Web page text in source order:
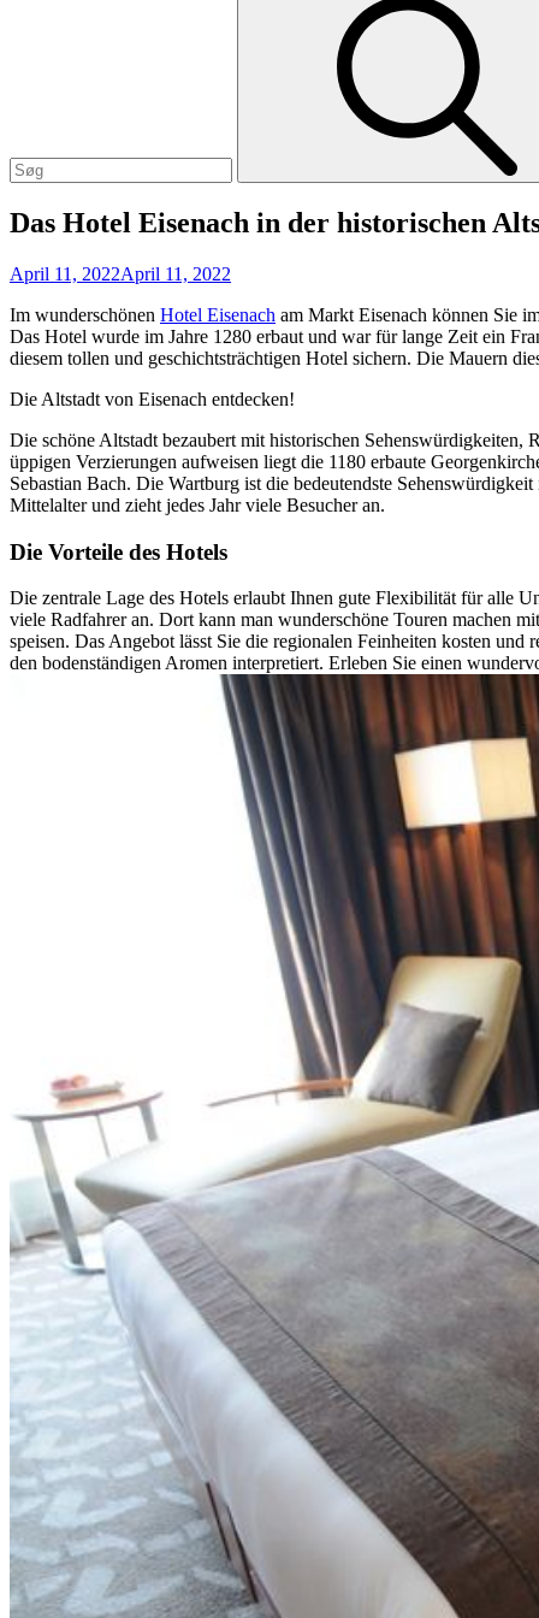
Das Hotel Eisenach in der historischen
Posted
April 11, 2022April 11, 2022
Im wunderschönen Hotel Eisenach am Markt Eisenach können Sie
Das Hotel wurde im Jahre 1280 erbaut und war für lange Zeit ein
diesem tollen und geschichtsträchtigen Hotel sichern. Die Mauern
Die Altstadt von Eisenach entdecken!
Die schöne Altstadt bezaubert mit historischen Sehenswürdigkeiten,
üppigen Verzierungen aufweisen liegt die 1180 erbaute
Sebastian Bach. Die Wartburg ist die bedeutendste
Mittelalter und zieht jedes Jahr viele Besucher an.
Die Vorteile des Hotels
Die zentrale Lage des Hotels erlaubt Ihnen gute Flexibilität für alle
viele Radfahrer an. Dort kann man wunderschöne Touren machen
speisen. Das Angebot lässt Sie die regionalen Feinheiten kosten
den bodenständigen Aromen interpretiert. Erleben Sie einen